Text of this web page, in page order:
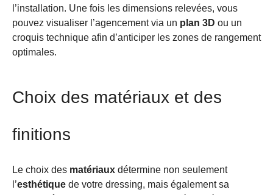
l’installation. Une fois les dimensions relevées, vous
pouvez visualiser l’agencement via un plan 3D ou un
croquis technique afin d’anticiper les zones de rangement
optimales.
Choix des matériaux et des
finitions
Le choix des matériaux détermine non seulement
l’esthétique de votre dressing, mais également sa